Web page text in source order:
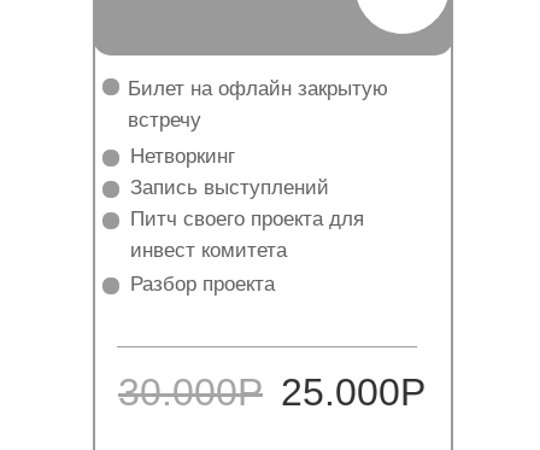
25.000Р
30.000Р
Билет на офлайн закрытую
встречу
Нетворкинг
Запись выступлений
Питч своего проекта для
инвест комитета
Разбор проекта